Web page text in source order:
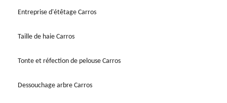
Entreprise d'étêtage Carros
Taille de haie Carros
Tonte et réfection de pelouse Carros
Dessouchage arbre Carros